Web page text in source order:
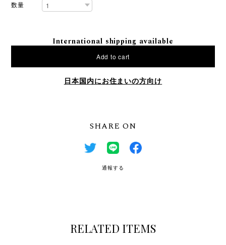
数量
International shipping available
Add to cart
日本国内にお住まいの方向け
SHARE ON
通報する
RELATED ITEMS